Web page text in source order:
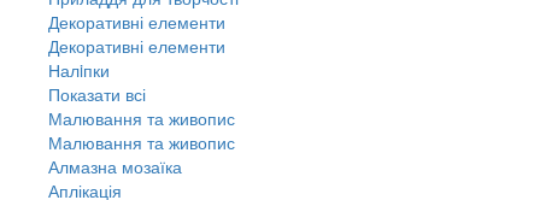
Декоративні елементи
Декоративні елементи
Налiпки
Показати всі
Малювання та живопис
Малювання та живопис
Алмазна мозаїка
Аплікація